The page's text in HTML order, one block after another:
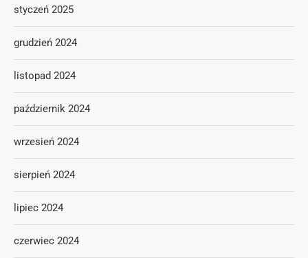
styczeń 2025
grudzień 2024
listopad 2024
październik 2024
wrzesień 2024
sierpień 2024
lipiec 2024
czerwiec 2024